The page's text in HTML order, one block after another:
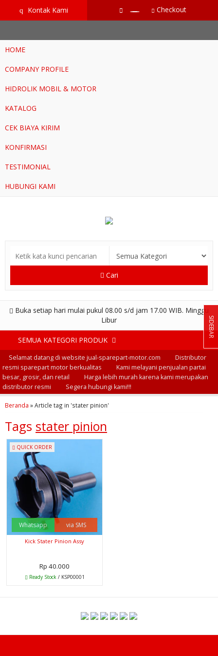
google-site-verification=RoKuikKKhptiWlhVH0-mBoWEpW-
YTG8htM_ix_Dp9Go
q Kontak Kami Checkout
HOME
COMPANY PROFILE
HIDROLIK MOBIL & MOTOR
KATALOG
CEK BIAYA KIRIM
KONFIRMASI
TESTIMONIAL
HUBUNGI KAMI
Cari
Buka setiap hari mulai pukul 08.00 s/d jam 17.00 WIB. Minggu
Libur
SEMUA KATEGORI PRODUK
Selamat datang di website jual-sparepart-motor.com
Distributor
resmi sparepart motor berkualitas
Kami melayani penjualan partai
besar, grosir, dan retail
Harga lebih murah karena kami merupakan
distributor resmi
Segera hubungi kami!!!
Beranda »Article tag in 'stater pinion'
Tags stater pinion
QUICK ORDER
Whatsapp via SMS
Kick Stater Pinion Assy
Rp 40.000
Ready Stock/ KSP00001
SIDEBAR